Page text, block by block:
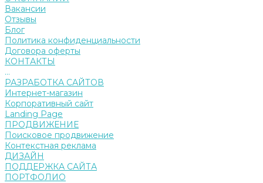
Вакансии
Отзывы
Блог
Политика конфиденциальности
Договора оферты
КОНТАКТЫ
...
РАЗРАБОТКА САЙТОВ
Интернет-магазин
Корпоративный сайт
Landing Page
ПРОДВИЖЕНИЕ
Поисковое продвижение
Контекстная реклама
ДИЗАЙН
ПОДДЕРЖКА САЙТА
ПОРТФОЛИО